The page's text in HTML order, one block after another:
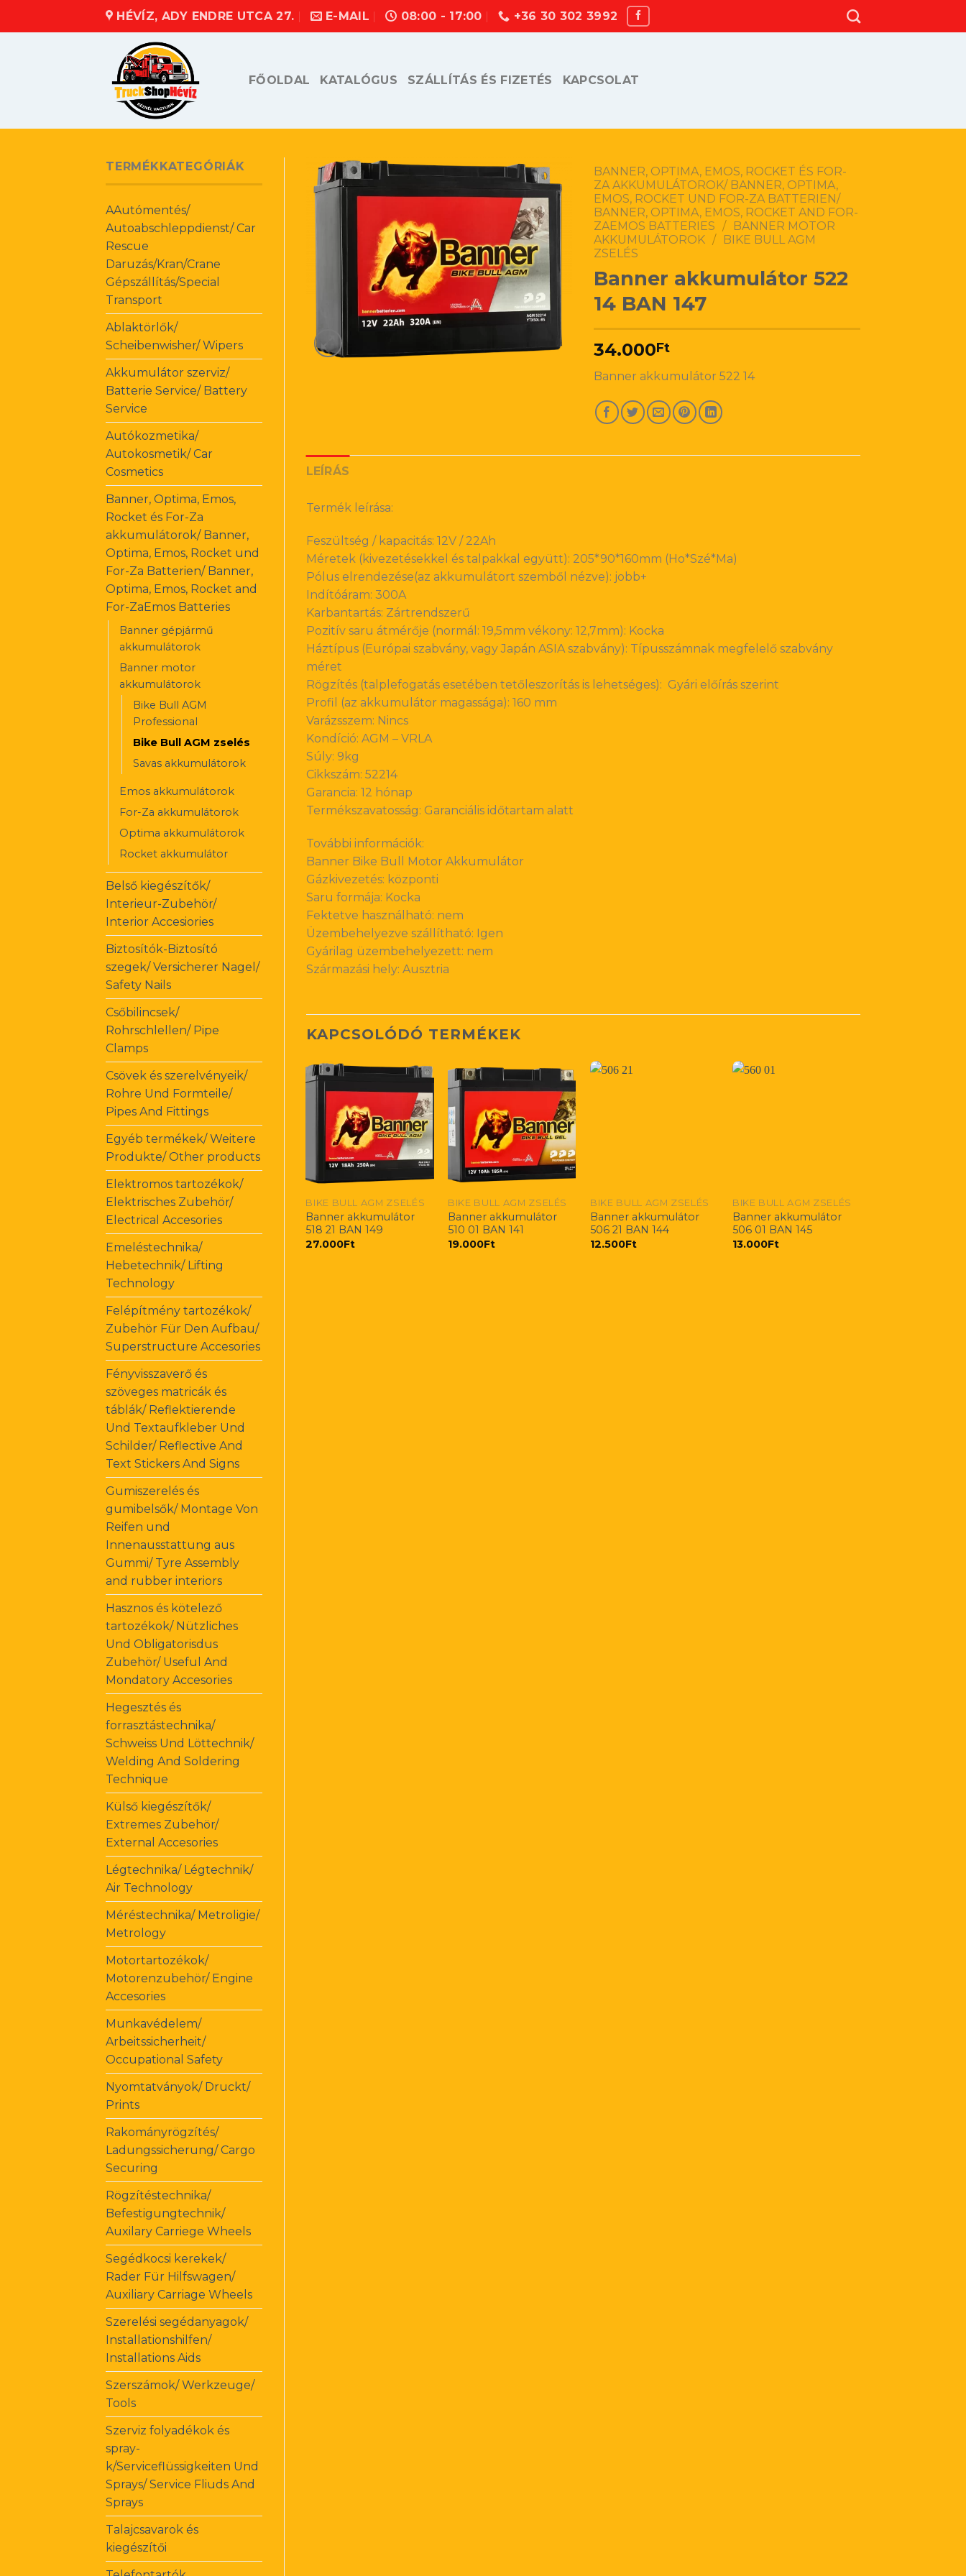
HÉVÍZ, ADY ENDRE UTCA 27. E-MAIL 08:00 - 17:00 +36 30 302 3992
FŐOLDAL KATALÓGUS SZÁLLÍTÁS ÉS FIZETÉS KAPCSOLAT
TERMÉKKATEGÓRIÁK
AAutómentés/
Autoabschleppdienst/ Car
Rescue
Daruzás/Kran/Crane
Gépszállítás/Special
Transport
Ablaktörlők/
Scheibenwisher/ Wipers
Akkumulátor szerviz/
Batterie Service/ Battery
Service
Autókozmetika/
Autokosmetik/ Car
Cosmetics
Banner, Optima, Emos,
Rocket és For-Za
akkumulátorok/ Banner,
Optima, Emos, Rocket und
For-Za Batterien/ Banner,
Optima, Emos, Rocket and
For-ZaEmos Batteries
Banner gépjármű
akkumulátorok
Banner motor
akkumulátorok
Bike Bull AGM
Professional
Bike Bull AGM zselés
Savas akkumulátorok
Emos akkumulátorok
For-Za akkumulátorok
Optima akkumulátorok
Rocket akkumulátor
Belső kiegészítők/
Interieur-Zubehör/
Interior Accesiories
Biztosítók-Biztosító
szegek/ Versicherer Nagel/
Safety Nails
Csőbilincsek/
Rohrschlellen/ Pipe
Clamps
Csövek és szerelvényeik/
Rohre Und Formteile/
Pipes And Fittings
Egyéb termékek/ Weitere
Produkte/ Other products
Elektromos tartozékok/
Elektrisches Zubehör/
Electrical Accesories
Emeléstechnika/
Hebetechnik/ Lifting
Technology
Felépítmény tartozékok/
Zubehör Für Den Aufbau/
Superstructure Accesories
Fényvisszaverő és
szöveges matricák és
táblák/ Reflektierende
Und Textaufkleber Und
Schilder/ Reflective And
Text Stickers And Signs
Gumiszerelés és
gumibelsők/ Montage Von
Reifen und
Innenausstattung aus
Gummi/ Tyre Assembly
and rubber interiors
Hasznos és kötelező
tartozékok/ Nützliches
Und Obligatorisdus
Zubehör/ Useful And
Mondatory Accesories
Hegesztés és
forrasztástechnika/
Schweiss Und Löttechnik/
Welding And Soldering
Technique
Külső kiegészítők/
Extremes Zubehör/
External Accesories
Légtechnika/ Légtechnik/
Air Technology
Méréstechnika/ Metroligie/
Metrology
Motortartozékok/
Motorenzubehör/ Engine
Accesories
Munkavédelem/
Arbeitssicherheit/
Occupational Safety
Nyomtatványok/ Druckt/
Prints
Rakományrögzítés/
Ladungssicherung/ Cargo
Securing
Rögzítéstechnika/
Befestigungtechnik/
Auxilary Carriege Wheels
Segédkocsi kerekek/
Rader Für Hilfswagen/
Auxiliary Carriage Wheels
Szerelési segédanyagok/
Installationshilfen/
Installations Aids
Szerszámok/ Werkzeuge/
Tools
Szerviz folyadékok és
spray-
k/Serviceflüssigkeiten Und
Sprays/ Service Fliuds And
Sprays
Talajcsavarok és
kiegészítői
BANNER, OPTIMA, EMOS, ROCKET ÉS FOR-
ZA AKKUMULÁTOROK/ BANNER, OPTIMA,
EMOS, ROCKET UND FOR-ZA BATTERIEN/
BANNER, OPTIMA, EMOS, ROCKET AND FOR-
ZAEMOS BATTERIES /
BANNER MOTOR
AKKUMULÁTOROK /
BIKE BULL AGM
ZSELÉS
Banner akkumulátor 522
14 BAN 147
34.000Ft
Banner akkumulátor 522 14
LEÍRÁS
Termék leírása:
Feszültség / kapacitás: 12V / 22Ah
Méretek (kivezetésekkel és talpakkal együtt): 205*90*160mm (Ho*Szé*Ma)
Pólus elrendezése(az akkumulátort szemből nézve): jobb+
Indítóáram: 300A
Karbantartás: Zártrendszerű
Pozitív saru átmérője (normál: 19,5mm vékony: 12,7mm): Kocka
Háztípus (Európai szabvány, vagy Japán ASIA szabvány): Típusszámnak megfelelő szabvány
méret
Rögzítés (talplefogatás esetében tetőleszorítás is lehetséges): Gyári előírás szerint
Profil (az akkumulátor magassága): 160 mm
Varázsszem: Nincs
Kondíció: AGM – VRLA
Súly: 9kg
Cikkszám: 52214
Garancia: 12 hónap
Termékszavatosság: Garanciális időtartam alatt
További információk:
Banner Bike Bull Motor Akkumulátor
Gázkivezetés: központi
Saru formája: Kocka
Fektetve használható: nem
Üzembehelyezve szállítható: Igen
Gyárilag üzembehelyezett: nem
Származási hely: Ausztria
KAPCSOLÓDÓ TERMÉKEK
BIKE BULL AGM ZSELÉS
Banner akkumulátor
518 21 BAN 149
27.000Ft
BIKE BULL AGM ZSELÉS
Banner akkumulátor
510 01 BAN 141
19.000Ft
BIKE BULL AGM ZSELÉS
Banner akkumulátor
506 21 BAN 144
12.500Ft
BIKE BULL AGM ZSELÉS
Banner akkumulátor
506 01 BAN 145
13.000Ft